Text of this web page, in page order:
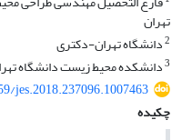
تهران
2دانشگاه تهران-دکتری
3دانشکده محیط زیست دانشگاه
jes.2018.237096.1007463
چکیده